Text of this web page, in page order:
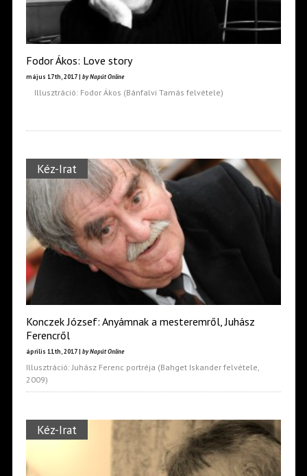
Fodor Ákos: Love story
május 17th, 2017 | by Napút Online
Illusztráció: Fodor Ákos (Bánfalvi Tamás felvétele)
Kéz-Irat
Konczek József: Anyámnak a mesteremről, Juhász
Ferencről
április 11th, 2017 | by Napút Online
Illusztráció: Juhász Ferenc portréja (Bahget Iskander felvétele,
2009)
Kéz-Irat